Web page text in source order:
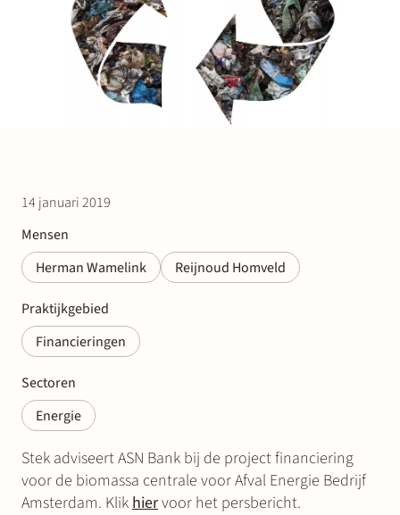
14 januari 2019
Mensen
Herman Wamelink
Reijnoud Homveld
Praktijkgebied
Financieringen
Sectoren
Energie
Stek adviseert ASN Bank bij de project financiering
voor de biomassa centrale voor Afval Energie Bedrijf
Amsterdam. Klik hiervoor het persbericht.